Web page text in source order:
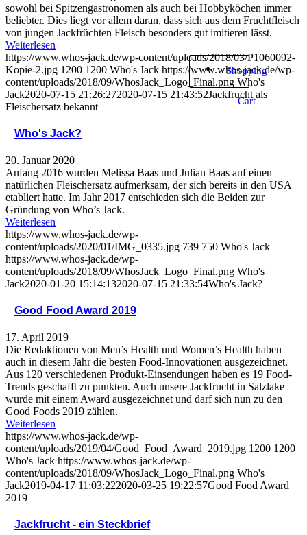
Shopping
Cart
sowohl bei Spitzengastronomen als auch bei Hobbyköchen immer
beliebter. Dies liegt vor allem daran, dass sich aus dem Fruchtfleisch
von jungen Jackfrüchten Fleisch besonders gut imitieren lässt.
Weiterlesen
https://www.whos-jack.de/wp-content/uploads/2018/03/P1060092-
Kopie-2.jpg 1200 1200 Who's Jack https://www.whos-jack.de/wp-
content/uploads/2018/09/WhosJack_Logo_Final.png Who's
Jack2020-07-15 21:26:272020-07-15 21:43:52Jackfrucht als
Fleischersatz bekannt
Who's Jack?
20. Januar 2020
Anfang 2016 wurden Melissa Baas und Julian Baas auf einen
natürlichen Fleischersatz aufmerksam, der sich bereits in den USA
etabliert hatte. Im Jahr 2017 entschieden sich die Beiden zur
Gründung von Who’s Jack.
Weiterlesen
https://www.whos-jack.de/wp-
content/uploads/2020/01/IMG_0335.jpg 739 750 Who's Jack
https://www.whos-jack.de/wp-
content/uploads/2018/09/WhosJack_Logo_Final.png Who's
Jack2020-01-20 15:14:132020-07-15 21:33:54Who's Jack?
Good Food Award 2019
17. April 2019
Die Redaktionen von Men’s Health und Women’s Health haben
auch in diesem Jahr die besten Food-Innovationen ausgezeichnet.
Aus 120 verschiedenen Produkt-Einsendungen haben es 19 Food-
Trends geschafft zu punkten. Auch unsere Jackfrucht in Salzlake
wurde mit einem Award ausgezeichnet und darf sich nun zu den
Good Foods 2019 zählen.
Weiterlesen
https://www.whos-jack.de/wp-
content/uploads/2019/04/Good_Food_Award_2019.jpg 1200 1200
Who's Jack https://www.whos-jack.de/wp-
content/uploads/2018/09/WhosJack_Logo_Final.png Who's
Jack2019-04-17 11:03:222020-03-25 19:22:57Good Food Award
2019
Jackfrucht - ein Steckbrief